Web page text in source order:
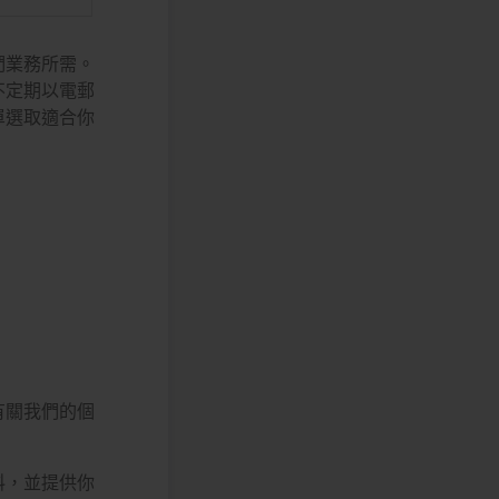
務所需。
定期以電郵
選取適合你
我們的個
，並提供你